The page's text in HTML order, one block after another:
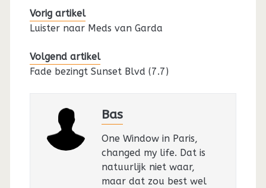
Vorig artikel
Luister naar Meds van Garda
Volgend artikel
Fade bezingt Sunset Blvd (7.7)
Bas
One Window in Paris,
changed my life. Dat is
natuurlijk niet waar,
maar dat zou best wel